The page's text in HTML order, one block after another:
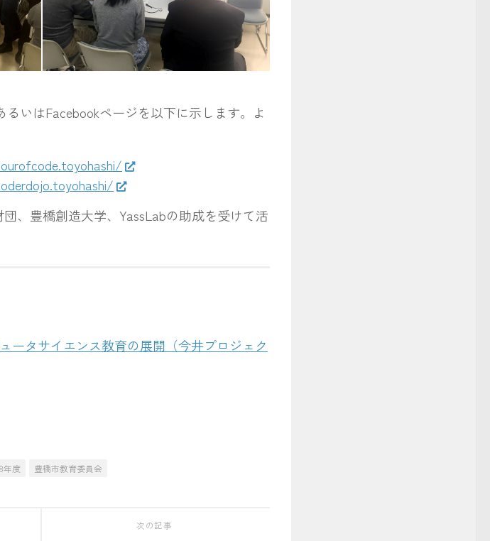
いはFacebookページを以下に示します。よ
、豊橋創造大学、YassLabの助成を受けて活
ータサイエンス教育の展開（今井プロジェク
年度 豊橋市教育委員会
次の記事